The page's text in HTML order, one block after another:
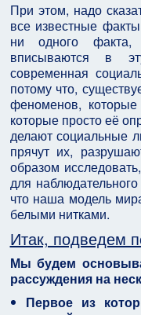
При этом, надо
все известные
ни одного
вписываются в
современная
потому что,
феноменов,
которые просто её
делают социальные
прячут их,
образом
для
что наша модель
белыми нитками.
Итак, подведем
Мы будем
рассуждения на
Первое из